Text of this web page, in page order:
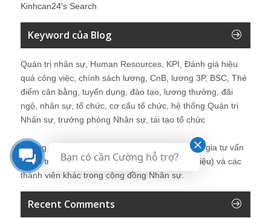
Kinhcan24′s Search
Keyword của Blog
Quản trị nhân sự, Human Resources, KPI, Đánh giá hiệu
quả công việc, chính sách lương, CnB, lương 3P, BSC, Thẻ
điểm cân bằng, tuyển dụng, đào tạo, lương thưởng, đãi
ngộ, nhân sự, tổ chức, cơ cấu tổ chức, hệ thống Quản trị
Nhân sự, trưởng phòng Nhân sự, tái tạo tổ chức
Những bài viết tại blog được chia sẻ bởi chuyên gia tư vấn
Quản trị Nhân sự Nguyễn Hùng Cường (giới thiệu) và các
thành viên khác trong cộng đồng Nhân sự.
Recent Comments
Bạn có cần Cường hỗ trợ?